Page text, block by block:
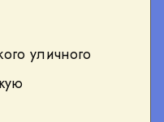
уличного